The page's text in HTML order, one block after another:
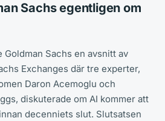
Sachs egentligen om
Sachs en avsnitt av
Exchanges där tre experter,
Daron Acemoglu och
diskuterade om AI kommer att
decenniets slut. Slutsatsen